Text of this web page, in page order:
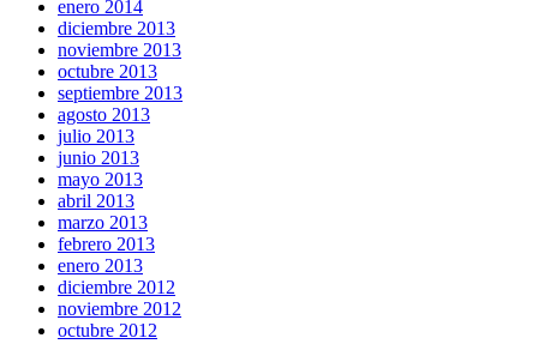
enero 2014
diciembre 2013
noviembre 2013
octubre 2013
septiembre 2013
agosto 2013
julio 2013
junio 2013
mayo 2013
abril 2013
marzo 2013
febrero 2013
enero 2013
diciembre 2012
noviembre 2012
octubre 2012